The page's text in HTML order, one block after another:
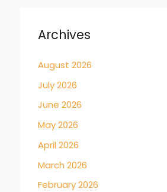
Archives
August 2026
July 2026
June 2026
May 2026
April 2026
March 2026
February 2026